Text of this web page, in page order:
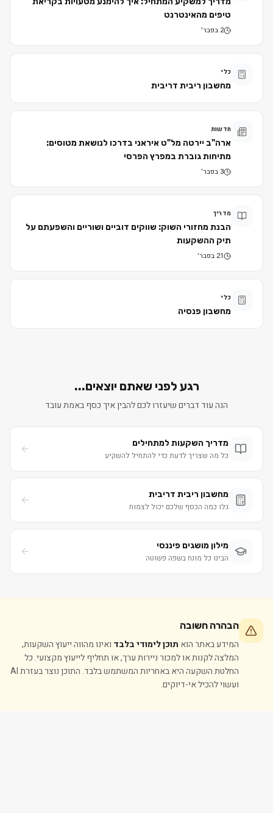
טיפים מהאינטרנט
2 בפבר׳
כלי
מחשבון ריבית דריבית
חדשות
ארה"ב יירטה מל"ט איראני בדרכו לנושאת מטוסים:
מתיחות גוברת במפרץ הפרסי
3 בפבר׳
מדריך
הבנת מחזורי השוק: שווקים דוביים ושוריים והשפעתם על
תיק ההשקעות
21 בפבר׳
כלי
מחשבון פנסיה
רגע לפני שאתם יוצאים...
הנה עוד דברים שיעזרו לכם להבין איך כסף באמת עובד
מדריך השקעות למתחילים
כל מה שצריך לדעת כדי להתחיל להשקיע
מחשבון ריבית דריבית
גלו כמה הכסף שלכם יכול לצמוח
מילון מושגים פיננסי
הבינו כל מונח בשפה פשוטה
הבהרה חשובה
המידע באתר הוא תוכן לימודי בלבד ואינו מהווה ייעוץ השקעות,
המלצה לקנות או למכור ניירות ערך, או תחליף לייעוץ מקצועי. כל
החלטת השקעה היא באחריות המשתמש בלבד. התוכן נוצר בעזרת AI
ועשוי להכיל אי-דיוקים.